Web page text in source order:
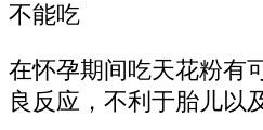
不能吃
在怀孕期间吃天花粉有
良反应，不利于胎儿以